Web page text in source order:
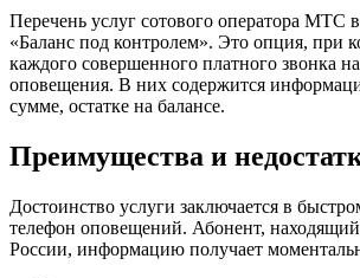
Перечень услуг сотового оператора МТС
«Баланс под контролем». Это опция, при
каждого совершенного платного звонка
оповещения. В них содержится
сумме, остатке на балансе.
Преимущества и
Достоинство услуги заключается в
телефон оповещений. Абонент,
России, информацию получает